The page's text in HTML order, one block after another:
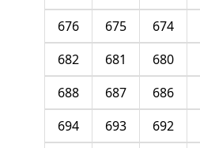
674
675
676
680
681
682
686
687
688
692
693
694